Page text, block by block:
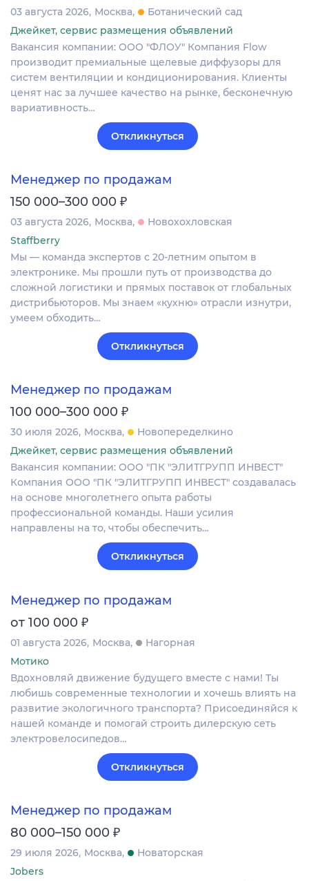
03 августа 2026 Москва
Ботанический сад
Джейкет, сервис размещения объявлений
Вакансия компании: ООО "ФЛОУ" Компания Flow
производит премиальные щелевые диффузоры для
систем вентиляции и кондиционирования. Клиенты
ценят нас за лучшее качество на рынке, бесконечную
вариативность…
Откликнуться
Менеджер по продажам
150 000–300 000 ₽
03 августа 2026 Москва
Новохохловская
Staffberry
Мы — команда экспертов с 20-летним опытом в
электронике. Мы прошли путь от производства до
сложной логистики и прямых поставок от глобальных
дистрибьюторов. Мы знаем «кухню» отрасли изнутри,
умеем обходить…
Откликнуться
Менеджер по продажам
100 000–300 000 ₽
30 июля 2026 Москва
Новопеределкино
Джейкет, сервис размещения объявлений
Вакансия компании: ООО "ПК "ЭЛИТГРУПП ИНВЕСТ"
Компания ООО "ПК "ЭЛИТГРУПП ИНВЕСТ" создавалась
на основе многолетнего опыта работы
профессиональной команды. Наши усилия
направлены на то, чтобы обеспечить…
Откликнуться
Менеджер по продажам
от 100 000 ₽
01 августа 2026 Москва
Нагорная
Мотико
Вдохновляй движение будущего вместе с нами! Ты
любишь современные технологии и хочешь влиять на
развитие экологичного транспорта? Присоединяйся к
нашей команде и помогай строить дилерскую сеть
электровелосипедов…
Откликнуться
Менеджер по продажам
80 000–150 000 ₽
29 июля 2026 Москва
Новаторская
Jobers